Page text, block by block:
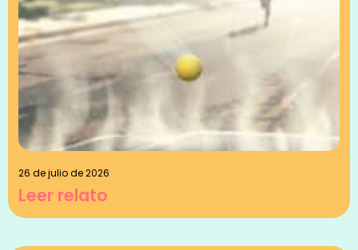
26 de julio de 2026
Leer relato